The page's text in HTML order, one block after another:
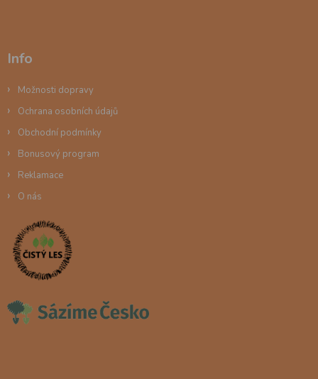
Info
Možnosti dopravy
Ochrana osobních údajů
Obchodní podmínky
Bonusový program
Reklamace
O nás